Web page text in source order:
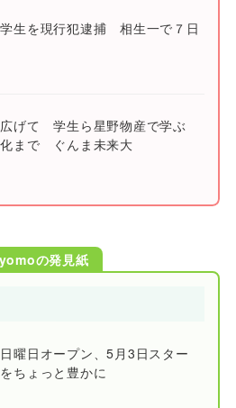
生を現行犯逮捕 相生一で７日
広げて 学生ら星野物産で学ぶ
まで ぐんま未来大
の発見紙
曜日オープン、5月3日スター
ちょっと豊かに